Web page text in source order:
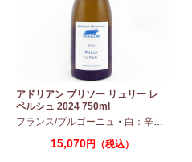
シャルドネ
アドリアン ブリソー リュリー レ
ペルシュ 2024 750ml
フランス/ブルゴーニュ ・ 白：辛口
15,070円（税込）